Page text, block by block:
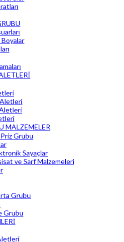
MALZEMELER
Grubu
Sayaçlar
ve Sarf Malzemeleri
Grubu
Grubu